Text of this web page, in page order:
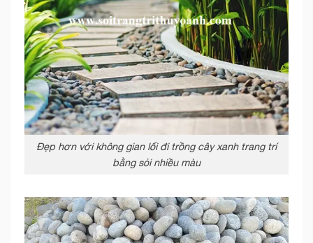
Đẹp hơn với không gian lối đi trồng cây xanh trang trí
bằng sỏi nhiều màu